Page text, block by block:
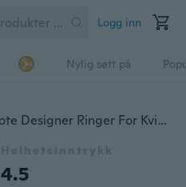
Logg inn
Nylig sett på
Sølvring Smykker Elefant Mote Designer Ringer For Kvinner Gave Fine Smykker
Helhetsinntrykk
4.5